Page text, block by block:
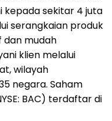
kepada sekitar 4 juta
serangkaian produk
dan mudah
klien melalui
wilayah
negara. Saham
BAC) terdaftar di